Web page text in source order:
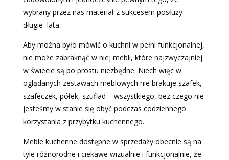
wybrany przez nas materiał z sukcesem posłuży
długie lata.
Aby można było mówić o kuchni w pełni funkcjonalnej,
nie może zabraknąć w niej mebli, które najzwyczajniej
w świecie są po prostu niezbędne. Niech więc w
oglądanych zestawach meblowych nie brakuje szafek,
szafeczek, półek, szuflad – wszystkiego, bez czego nie
jesteśmy w stanie się obyć podczas codziennego
korzystania z przybytku kuchennego.
Meble kuchenne dostępne w sprzedaży obecnie są na
tyle różnorodne i ciekawe wizualnie i funkcjonalnie, że